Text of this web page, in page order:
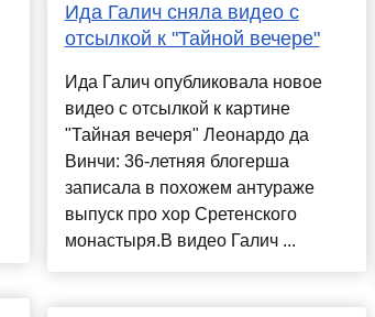
Ида Галич сняла видео с
отсылкой к "Тайной вечере"
Ида Галич опубликовала новое
видео с отсылкой к картине
"Тайная вечеря" Леонардо да
Винчи: 36-летняя блогерша
записала в похожем антураже
выпуск про хор Сретенского
монастыря.В видео Галич ...